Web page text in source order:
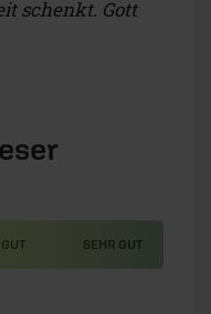
schenkt. Gott
GUT SEHR GUT